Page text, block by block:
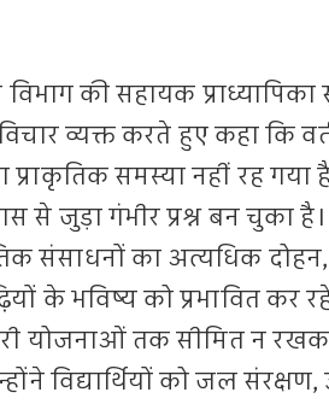
की सहायक प्राध्यापिका
व्यक्त करते हुए कहा कि
समस्या नहीं रह गया
से जुड़ा गंभीर प्रश्न बन चुका
संसाधनों का अत्यधिक
के भविष्य को प्रभावित कर
योजनाओं तक सीमित न
विद्यार्थियों को जल